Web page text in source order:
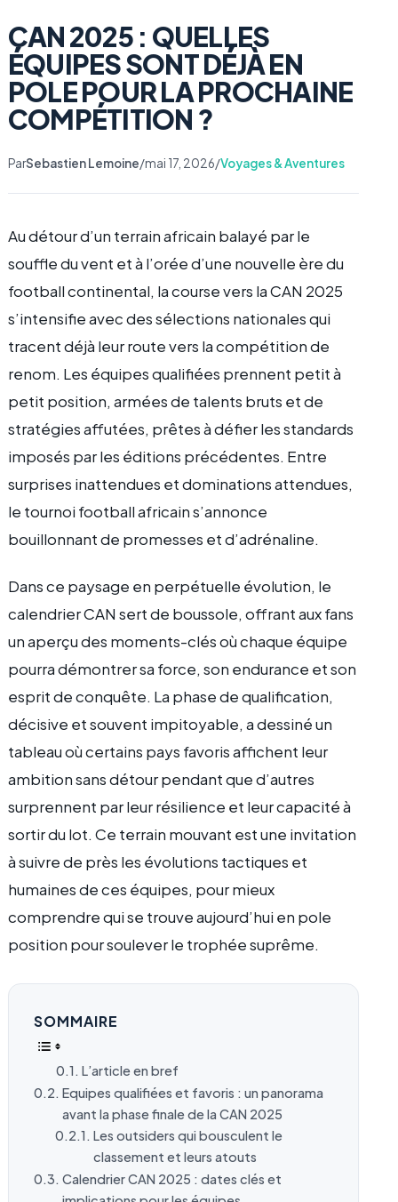
CAN 2025 : QUELLES
ÉQUIPES SONT DÉJÀ EN
POLE POUR LA PROCHAINE
COMPÉTITION ?
ParSebastien Lemoine/mai 17, 2026/Voyages & Aventures
Au détour d’un terrain africain balayé par le
souffle du vent et à l’orée d’une nouvelle ère du
football continental, la course vers la CAN 2025
s’intensifie avec des sélections nationales qui
tracent déjà leur route vers la compétition de
renom. Les équipes qualifiées prennent petit à
petit position, armées de talents bruts et de
stratégies affutées, prêtes à défier les standards
imposés par les éditions précédentes. Entre
surprises inattendues et dominations attendues,
le tournoi football africain s’annonce
bouillonnant de promesses et d’adrénaline.
Dans ce paysage en perpétuelle évolution, le
calendrier CAN sert de boussole, offrant aux fans
un aperçu des moments-clés où chaque équipe
pourra démontrer sa force, son endurance et son
esprit de conquête. La phase de qualification,
décisive et souvent impitoyable, a dessiné un
tableau où certains pays favoris affichent leur
ambition sans détour pendant que d’autres
surprennent par leur résilience et leur capacité à
sortir du lot. Ce terrain mouvant est une invitation
à suivre de près les évolutions tactiques et
humaines de ces équipes, pour mieux
comprendre qui se trouve aujourd’hui en pole
position pour soulever le trophée suprême.
SOMMAIRE
L’article en bref
Equipes qualifiées et favoris : un panorama
avant la phase finale de la CAN 2025
Les outsiders qui bousculent le
classement et leurs atouts
Calendrier CAN 2025 : dates clés et